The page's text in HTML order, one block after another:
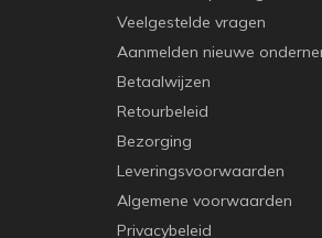
Veelgestelde vragen
Aanmelden nieuwe
Betaalwijzen
Retourbeleid
Bezorging
Leveringsvoorwaarden
Algemene voorwaarden
Privacybeleid